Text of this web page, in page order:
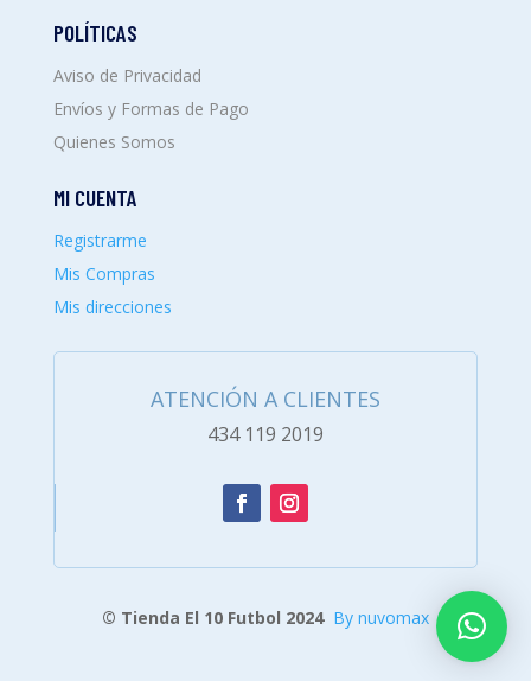
POLÍTICAS
Aviso de Privacidad
Envíos y Formas de Pago
Quienes Somos
MI CUENTA
Registrarme
Mis Compras
Mis direcciones
ATENCIÓN A CLIENTES
434 119 2019
© Tienda El 10 Futbol 2024 By nuvomax